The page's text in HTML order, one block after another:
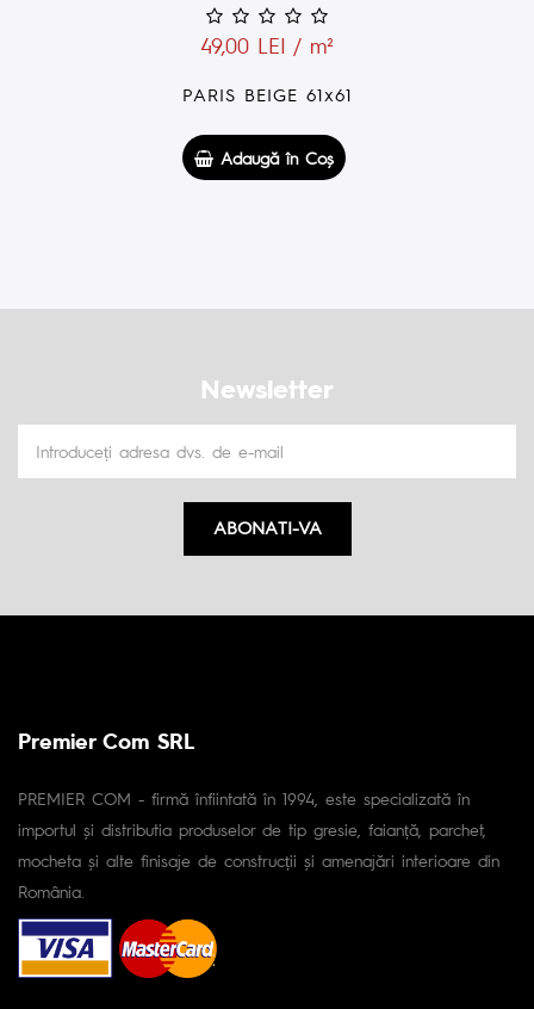
49,00 LEI / m²
PARIS LIGHT GREY DECOR 30x60
Adaugă în Coş
Newsletter
ABONATI-VA
Premier Com SRL
PREMIER COM - firmă înfiintată în 1994, este specializată în
importul și distributia produselor de tip gresie, faianță, parchet,
mocheta și alte finisaje de construcții și amenajări interioare din
România.